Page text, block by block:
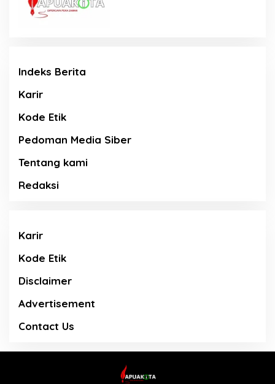
Indeks Berita
Karir
Kode Etik
Pedoman Media Siber
Tentang kami
Redaksi
Karir
Kode Etik
Disclaimer
Advertisement
Contact Us